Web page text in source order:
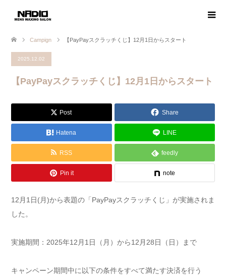
Campign 【PayPayスクラッチくじ】12月1日からスタート
2025.12.02
【PayPayスクラッチくじ】12月1日からスタート
Post Share
Hatena LINE
RSS feedly
Pin it note
12月1日(月)から表題の「PayPayスクラッチくじ」が実施されま
した。
実施期間：2025年12月1日（月）から12月28日（日）まで
キャンペーン期間中に以下の条件をすべて満たす決済を行う